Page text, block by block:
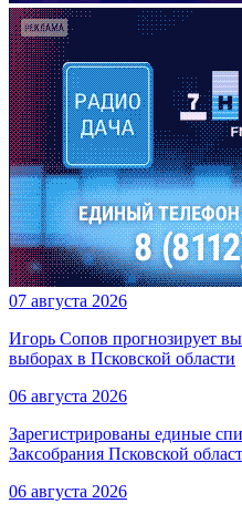
07 августа 2026
Игорь Сопов прогнозирует
выборах в Псковской области
06 августа 2026
Зарегистрированы единые
Заксобрания Псковской
06 августа 2026